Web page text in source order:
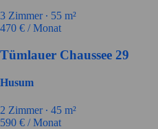
3 Zimmer ∙ 55 m²
470 € / Monat
Tümlauer Chaussee 29
Husum
2 Zimmer ∙ 45 m²
590 € / Monat